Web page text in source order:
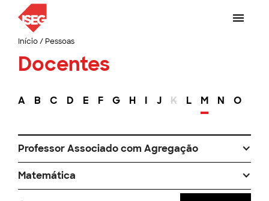
Início/ Pessoas
Docentes
A B C D E F G H I J K L M N O
Professor Associado com Agregação
Matemática